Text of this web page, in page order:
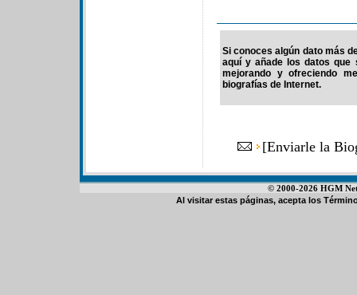
Si conoces algún dato más
aquí y añade los datos que
mejorando y ofreciendo
biografías de Internet.
[Enviarle la
© 2000-2026 HGM
Al visitar estas páginas, acepta los